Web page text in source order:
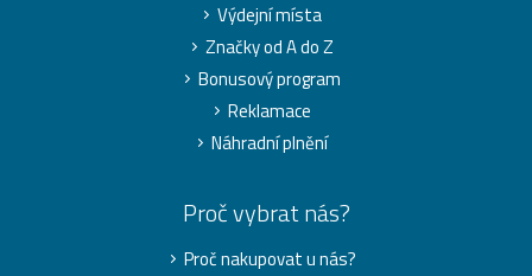
Výdejní místa
Značky od A do Z
Bonusový program
Reklamace
Náhradní plnění
Proč vybrat nás?
Proč nakupovat u nás?